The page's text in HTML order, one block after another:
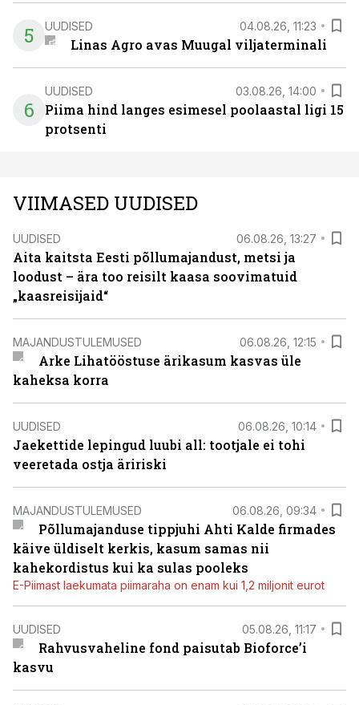
5 UUDISED 04.08.26, 11:23
Linas Agro avas Muugal viljaterminali
6
UUDISED 03.08.26, 14:00
Piima hind langes esimesel poolaastal ligi 15
protsenti
VIIMASED UUDISED
UUDISED 06.08.26, 13:27
Aita kaitsta Eesti põllumajandust, metsi ja
loodust – ära too reisilt kaasa soovimatuid
„kaasreisijaid“
MAJANDUSTULEMUSED 06.08.26, 12:15
Arke Lihatööstuse ärikasum kasvas üle
kaheksa korra
UUDISED 06.08.26, 10:14
Jaekettide lepingud luubi all: tootjale ei tohi
veeretada ostja äririski
MAJANDUSTULEMUSED 06.08.26, 09:34
Põllumajanduse tippjuhi Ahti Kalde firmades
käive üldiselt kerkis, kasum samas nii
kahekordistus kui ka sulas pooleks
E-Piimast laekumata piimaraha on enam kui 1,2 miljonit eurot
UUDISED 05.08.26, 11:17
Rahvusvaheline fond paisutab Bioforce’i
kasvu